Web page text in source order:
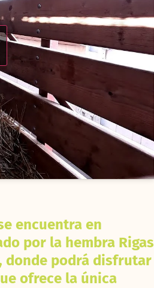
encuentra en
por la hembra Rigas
donde podrá disfrutar
ofrece la única